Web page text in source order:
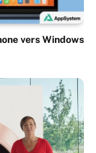
vers Windows